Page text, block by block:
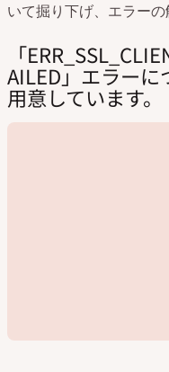
いて掘り下げ、エラーの
「
AILED」エラーに
用意しています。